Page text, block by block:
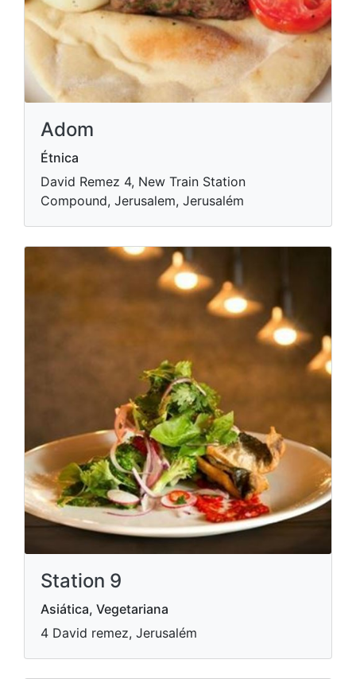
Adom
Étnica
David Remez 4, New Train Station
Compound, Jerusalem, Jerusalém
Station 9
Asiática, Vegetariana
4 David remez, Jerusalém